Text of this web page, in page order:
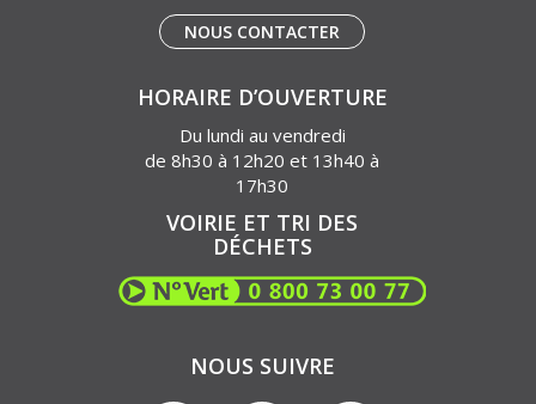
NOUS CONTACTER
HORAIRE D’OUVERTURE
Du lundi au vendredi
de 8h30 à 12h20 et 13h40 à
17h30
VOIRIE ET TRI DES
DÉCHETS
NOUS SUIVRE